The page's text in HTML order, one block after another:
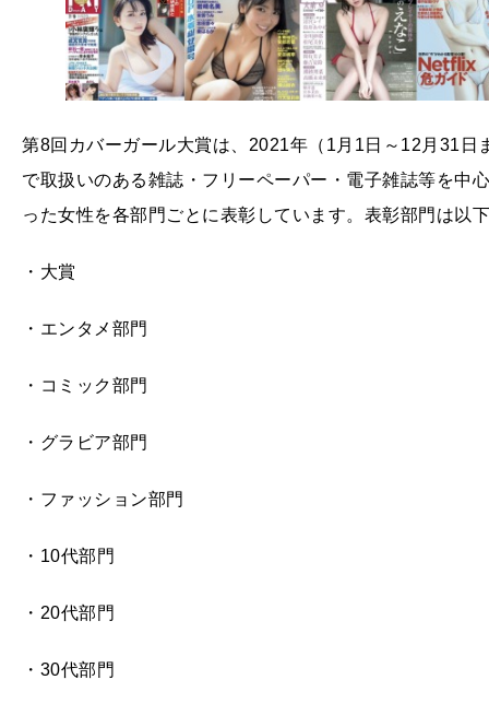
第8回カバーガール大賞は、2021年（1月1日～12月31
で取扱いのある雑誌・フリーペーパー・電子雑誌等を中
った女性を各部門ごとに表彰しています。表彰部門は以
・大賞
・エンタメ部門
・コミック部門
・グラビア部門
・ファッション部門
・10代部門
・20代部門
・30代部門